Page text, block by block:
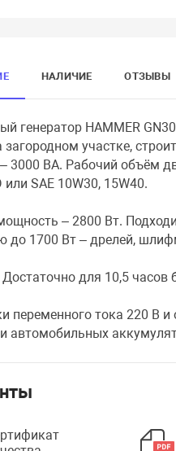
НАЛИЧИЕ ОТЗЫВЫ
генератор HAMMER
загородном участке,
3000 ВА. Рабочий объём
SAE 10W30, 15W40.
– 2800 Вт.
до 1700 Вт – дрелей,
для 10,5 часов
переменного тока 220 В
автомобильных